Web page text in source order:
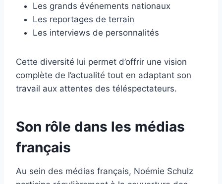
Les grands événements nationaux
Les reportages de terrain
Les interviews de personnalités
Cette diversité lui permet d’offrir une vision
complète de l’actualité tout en adaptant son
travail aux attentes des téléspectateurs.
Son rôle dans les médias
français
Au sein des médias français, Noémie Schulz